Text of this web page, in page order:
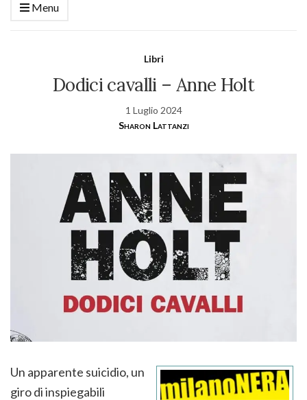
Menu
Libri
Dodici cavalli – Anne Holt
1 Luglio 2024
Sharon Lattanzi
Un apparente suicidio, un
giro di inspiegabili